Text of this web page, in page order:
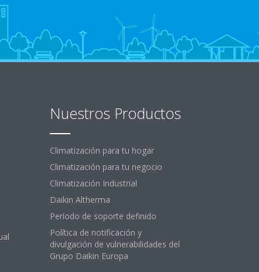
Nuestros Productos
Climatización para tu hogar
Climatización para tu negocio
Climatización Industrial
Daikin Altherma
Período de soporte definido
Política de notificación y
divulgación de vulnerabilidades del
Grupo Daikin Europa